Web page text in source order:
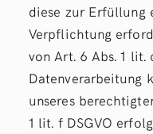
diese zur Erfüllung
Verpflichtung
von Art. 6 Abs. 1 lit.
Datenverarbeitung
unseres
1 lit. f DSGVO